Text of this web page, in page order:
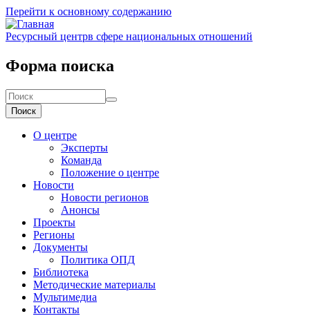
Перейти к основному содержанию
Ресурсный центрв сфере национальных отношений
Форма поиска
Поиск
О центре
Эксперты
Команда
Положение о центре
Новости
Новости регионов
Анонсы
Проекты
Регионы
Документы
Политика ОПД
Библиотека
Методические материалы
Мультимедиа
Контакты